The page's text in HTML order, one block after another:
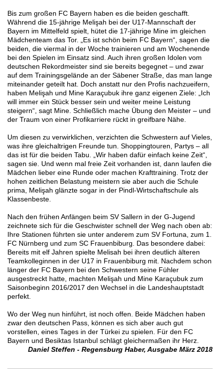
Bis zum großen FC Bayern haben es die beiden geschafft.
Während die 15-jährige Melişah bei der U17-Mannschaft der
Bayern im Mittelfeld spielt, hütet die 17-jährige Mine im gleichen
Mädchenteam das Tor. „Es ist schön beim FC Bayern“, sagen die
beiden, die viermal in der Woche trainieren und am Wochenende
bei den Spielen im Einsatz sind. Auch ihren großen Idolen vom
deutschen Rekordmeister sind sie bereits begegnet – und zwar
auf dem Trainingsgelände an der Säbener Straße, das man lange
miteinander geteilt hat. Doch anstatt nur den Profis nachzueifern,
haben Melişah und Mine Karaçubuk ihre ganz eigenen Ziele: „Ich
will immer ein Stück besser sein und weiter meine Leistung
steigern“, sagt Mine. Schließlich mache Übung den Meister – und
der Traum von einer Profikarriere rückt in greifbare Nähe.
Um diesen zu verwirklichen, verzichten die Schwestern auf Vieles,
was ihre gleichaltrigen Freunde tun. Shoppingtouren, Partys – all
das ist für die beiden Tabu. „Wir haben dafür einfach keine Zeit“,
sagen sie. Und wenn mal freie Zeit vorhanden ist, dann laufen die
Mädchen lieber eine Runde oder machen Krafttraining. Trotz der
hohen zeitlichen Belastung meistern sie aber auch die Schule
prima, Melişah glänzte sogar in der Pindl-Wirtschaftschule als
Klassenbeste.
Nach den frühen Anfängen beim SV Sallern in der G-Jugend
zeichnete sich für die Geschwister schnell der Weg nach oben ab:
Ihre Stationen führten sie unter anderem zum SV Fortuna, zum 1.
FC Nürnberg und zum SC Frauenbiburg. Das besondere dabei:
Bereits mit elf Jahren spielte Melisah bei ihren deutlich älteren
Teamkolleginnen in der U17 in Frauenbiburg mit. Nachdem schon
länger der FC Bayern bei den Schwestern seine Fühler
ausgestreckt hatte, machten Melişah und Mine Karaçubuk zum
Saisonbeginn 2016/2017 den Wechsel in die Landeshauptstadt
perfekt.
Wo der Weg nun hinführt, ist noch offen. Beide Mädchen haben
zwar den deutschen Pass, können es sich aber auch gut
vorstellen, eines Tages in der Türkei zu spielen. Für den FC
Bayern und Besiktas Istanbul schlägt gleichermaßen ihr Herz.
Daniel Steffen - Regensburg Haber, Ausgabe März 2018